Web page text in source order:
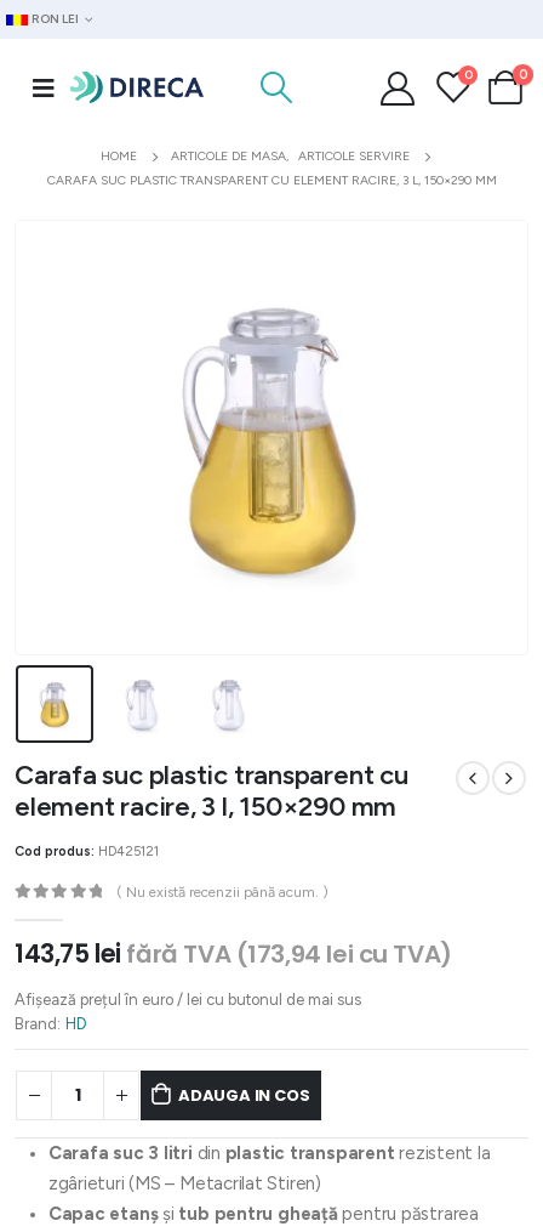
RON LEI
0 0
HOME ARTICOLE DE MASA,
ARTICOLE SERVIRE
CARAFA SUC PLASTIC TRANSPARENT CU ELEMENT RACIRE, 3 L, 150×290 MM
Carafa suc plastic transparent cu
element racire, 3 l, 150×290 mm
Cod produs: HD425121
( Nu există recenzii până acum. )
143,75 lei fără TVA (173,94 lei cu TVA)
Afișează prețul în euro / lei cu butonul de mai sus
Brand: HD
ADAUGA IN COS
Carafa suc 3 litri din plastic transparent rezistent la
zgârieturi (MS – Metacrilat Stiren)
Capac etanșși tub pentru gheațăpentru păstrarea